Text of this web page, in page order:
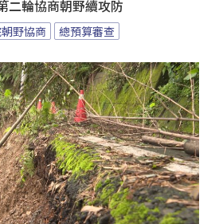
二輪協商朝野續攻防
野協商 總預算審查